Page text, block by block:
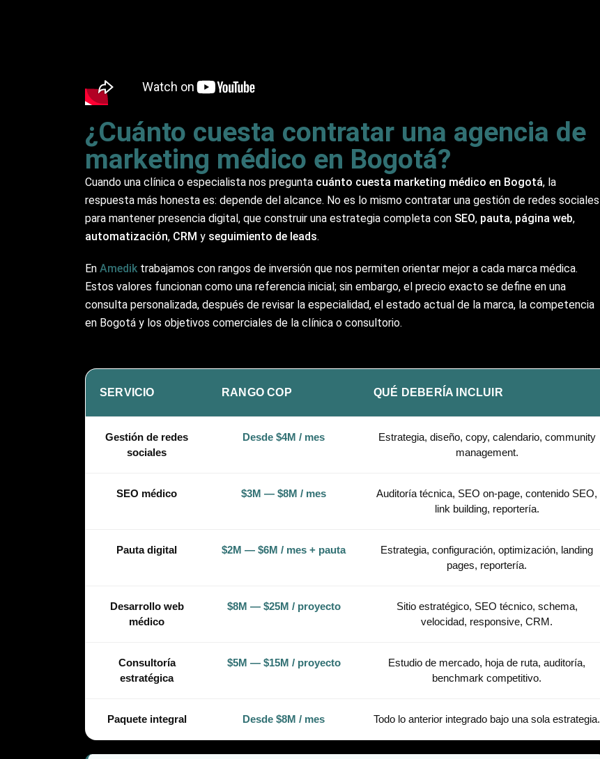
¿Cuánto cuesta contratar una agencia de
marketing médico en Bogotá?
Cuando una clínica o especialista nos pregunta cuánto cuesta marketing médico en Bogotá, la
respuesta más honesta es: depende del alcance. No es lo mismo contratar una gestión de redes sociales
para mantener presencia digital, que construir una estrategia completa con SEO, pauta, página web,
automatización, CRM y seguimiento de leads.
En Amedik trabajamos con rangos de inversión que nos permiten orientar mejor a cada marca médica.
Estos valores funcionan como una referencia inicial; sin embargo, el precio exacto se define en una
consulta personalizada, después de revisar la especialidad, el estado actual de la marca, la competencia
en Bogotá y los objetivos comerciales de la clínica o consultorio.
SERVICIO RANGO COP QUÉ DEBERÍA INCLUIR
Gestión de redes
sociales
Desde $4M / mes
Estrategia, diseño, copy, calendario, community
management.
SEO médico $3M — $8M / mes
Auditoría técnica, SEO on-page, contenido SEO,
link building, reportería.
Pauta digital $2M — $6M / mes + pauta
Estrategia, configuración, optimización, landing
pages, reportería.
Desarrollo web
médico
$8M — $25M / proyecto
Sitio estratégico, SEO técnico, schema,
velocidad, responsive, CRM.
Consultoría
estratégica
$5M — $15M / proyecto
Estudio de mercado, hoja de ruta, auditoría,
benchmark competitivo.
Paquete integral Desde $8M / mes Todo lo anterior integrado bajo una sola estrategia.